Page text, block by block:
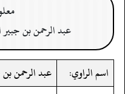
عبد الرحمن بن جبير
اسم الراوي:
عبد الرحمن